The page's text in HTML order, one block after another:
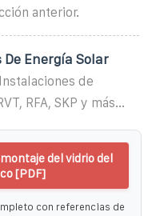
anterior.
De Energía Solar
de
RFA, SKP y más...
del vidrio del
[PDF]
con referencias de